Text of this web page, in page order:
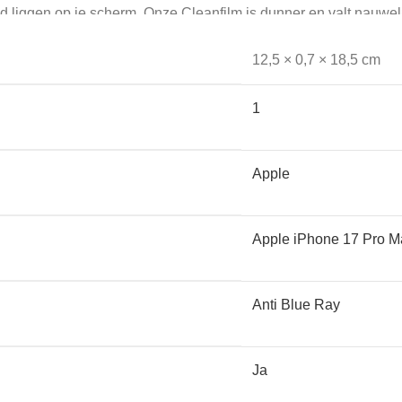
liggen op je scherm. Onze Cleanfilm is dunner en valt
warmte en kou. Dat komt doordat het werkt op temperatuur
12,5 × 0,7 × 18,5 cm
1
Apple
Apple iPhone 17 Pro
Anti Blue Ray
Ja